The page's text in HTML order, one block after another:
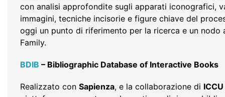
con analisi approfondite sugli apparati iconografici,
immagini, tecniche incisorie e figure chiave del
oggi un punto di riferimento per la ricerca e un nodo
Family.
BDIB – Bibliographic Database of Interactive Books
Realizzato con Sapienza, e la collaborazione di ICCU